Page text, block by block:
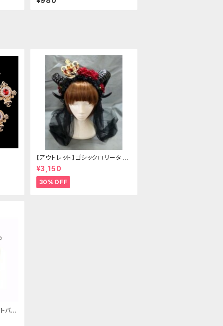
【アウトレット】ゴシックロリータ ゴ
ールドクラウン＆ホーン(ヴェール
付き)
¥3,150
30%OFF
バッ